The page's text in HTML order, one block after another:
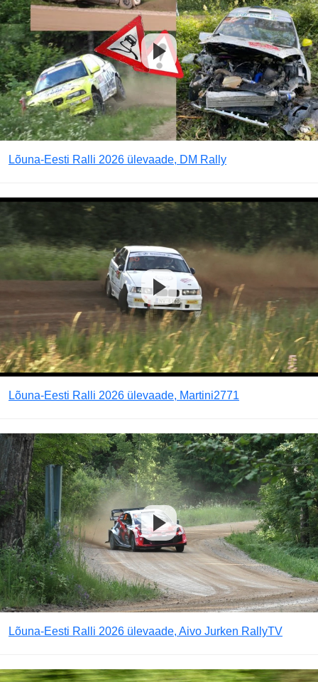
Lõuna-Eesti Ralli 2026 ülevaade, DM Rally
Lõuna-Eesti Ralli 2026 ülevaade, Martini2771
Lõuna-Eesti Ralli 2026 ülevaade, Aivo Jurken RallyTV